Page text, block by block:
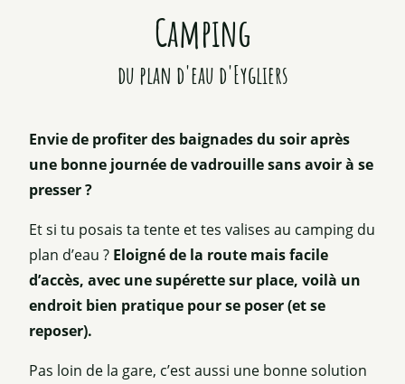
HANDIPÊCHECamping
du plan d'eau d'Eygliers
Envie de profiter des baignades du soir après
une bonne journée de vadrouille sans avoir à se
presser ?
Et si tu posais ta tente et tes valises au camping du
plan d’eau ? Eloigné de la route mais facile
d’accès, avec une supérette sur place, voilà un
endroit bien pratique pour se poser (et se
reposer).
Pas loin de la gare, c’est aussi une bonne solution